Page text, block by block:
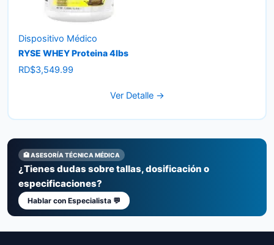
Dispositivo Médico
RYSE WHEY Proteina 4lbs
RD$3,549.99
Ver Detalle →
🏥 ASESORÍA TÉCNICA MÉDICA
¿Tienes dudas sobre tallas, dosificación o
especificaciones?
Hablar con Especialista 💬